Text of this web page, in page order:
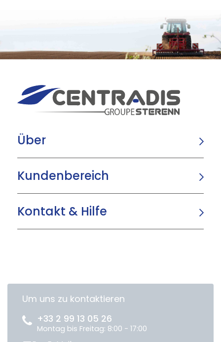
Über
Kundenbereich
Kontakt & Hilfe
Um uns zu kontaktieren
+33 2 99 13 05 26
Montag bis Freitag: 8:00 - 17:00